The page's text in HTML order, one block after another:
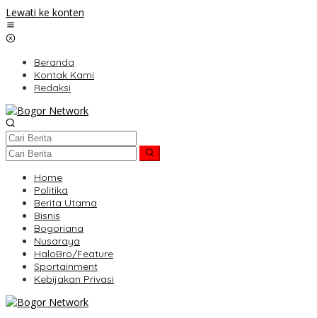
Lewati ke konten
Beranda
Kontak Kami
Redaksi
Home
Politika
Berita Utama
Bisnis
Bogoriana
Nusaraya
HaloBro/Feature
Sportainment
Kebijakan Privasi